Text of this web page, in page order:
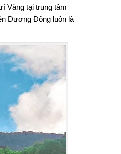
Vàng tại trung tâm
Dương Đông luôn là